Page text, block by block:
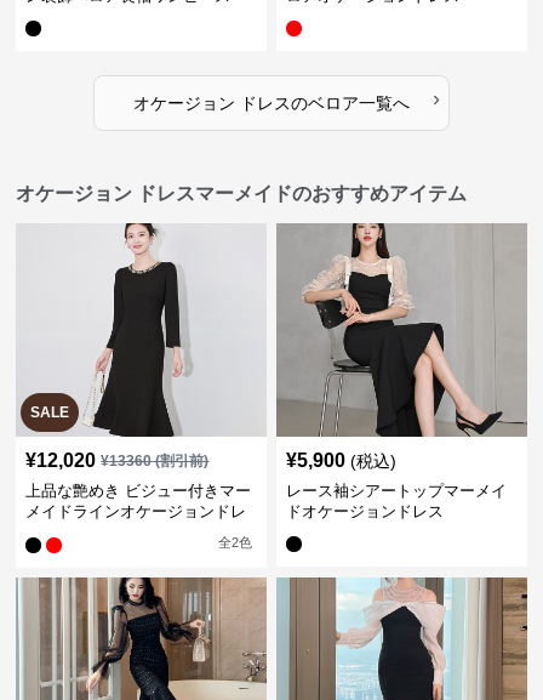
オケージョン ドレスのベロア一覧へ ›
オケージョン ドレスマーメイドのおすすめアイテム
SALE
¥12,020 ¥13360(割引前)
上品な艶めき ビジュー付きマー
メイドラインオケージョンドレ
全2色
¥5,900 (税込)
レース袖シアートップマーメイ
ドオケージョンドレス